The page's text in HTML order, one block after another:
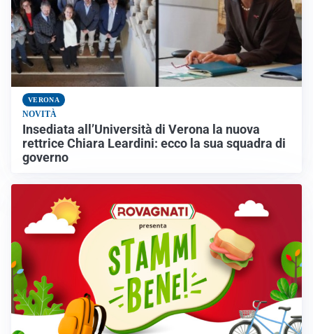
VERONA
NOVITÀ
Insediata all’Università di Verona la nuova
rettrice Chiara Leardini: ecco la sua squadra di
governo